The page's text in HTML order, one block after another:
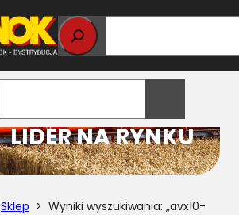
STOMIL
LIDER NA RYNKU
Sklep > Wyniki wyszukiwania: „avx10-